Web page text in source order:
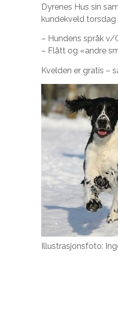
Dyrenes Hus sin
kundekveld torsdag
– Hundens språk v/
– Flått og «andre
Kvelden er gratis –
Illustrasjonsfoto: